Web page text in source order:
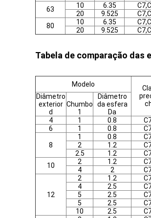
63
10 6.35
20
9.525
80
10 6.35
20
9.525
Tabela de comparação das
Modelo
Diâmetro
exterior
d
Chumbo
1
Diâmetro
da esfera
Da
4 1 0.8
6
1 0.8
8
1 0.8
2
1.2
2.5
1.2
10
2 1.2
4
2
12
2 1.2
4
2.5
5
2.5
5
2.5
10
2.5